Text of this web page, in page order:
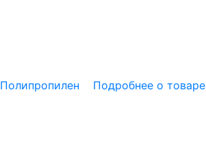
Полипропилен
Подробнее о товаре